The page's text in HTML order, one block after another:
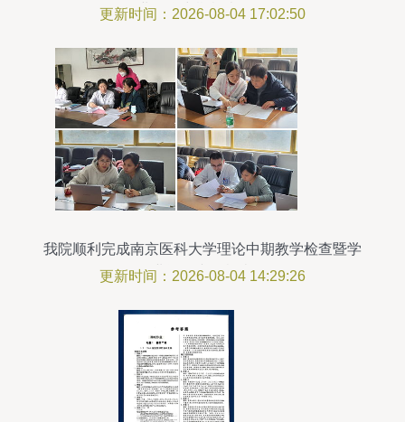
业教学中期检查工作
更新时间：2026-08-04 17:02:50
我院顺利完成南京医科大学理论中期教学检查暨学
业评价专项检查
更新时间：2026-08-04 14:29:26